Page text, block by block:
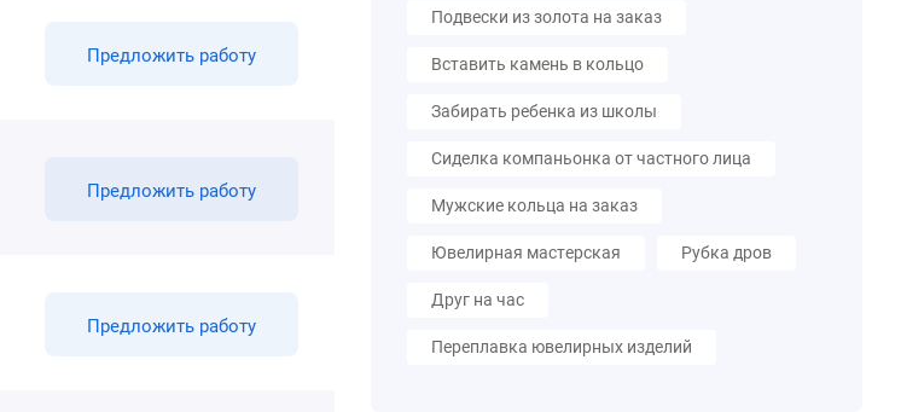
Предложить работу
Предложить работу
Предложить работу
Подвески из золота на заказ
Вставить камень в кольцо
Забирать ребенка из школы
Сиделка компаньонка от частного лица
Мужские кольца на заказ
Ювелирная мастерская Рубка дров
Друг на час
Переплавка ювелирных изделий